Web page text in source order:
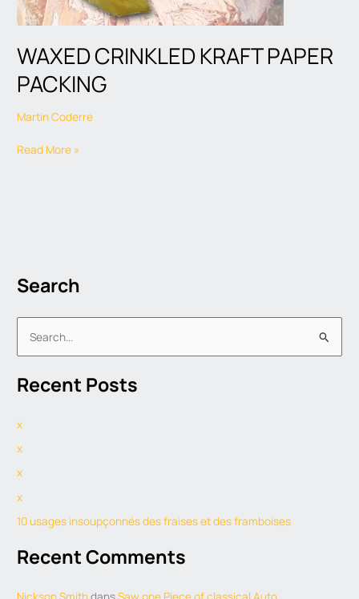
WAXED CRINKLED KRAFT PAPER
PACKING
Martin Coderre
Read More »
Search
e
a
c
h
f
Recent Posts
x
x
x
x
10 usages insoupçonnés des fraises et des framboises
Recent Comments